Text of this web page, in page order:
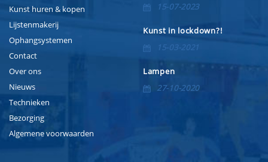
Kunst huren & kopen
Lijstenmakerij
Ophangsystemen
Contact
Over ons
Nieuws
Technieken
Bezorging
Algemene voorwaarden
15-07-2023
Kunst in lockdown?!
15-03-2021
Lampen
27-10-2020